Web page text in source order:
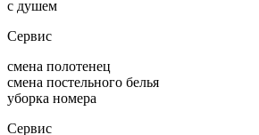
с душем
Сервис
смена полотенец
смена постельного белья
уборка номера
Сервис